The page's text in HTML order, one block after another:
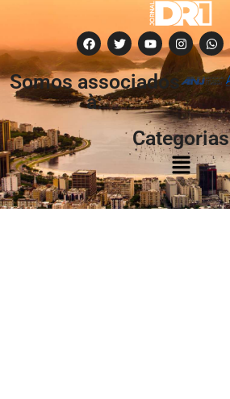
Somos associados
à:
Categorias